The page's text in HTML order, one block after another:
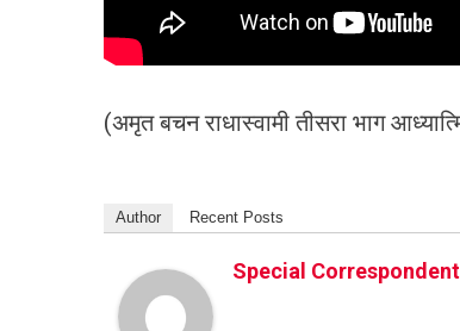
(अमृत बचन राधास्वामी तीसरा भाग
Author Recent Posts
Special Correspondent